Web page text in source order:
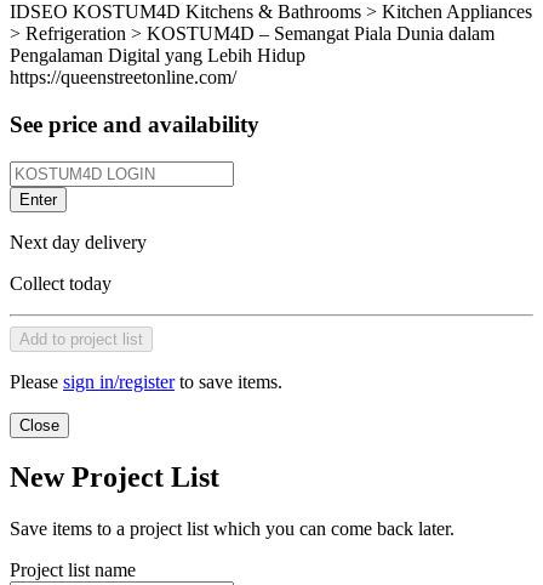
IDSEO KOSTUM4D Kitchens & Bathrooms > Kitchen Appliances
> Refrigeration > KOSTUM4D – Semangat Piala Dunia dalam
Pengalaman Digital yang Lebih Hidup
https://queenstreetonline.com/
See price and availability
Enter
Next day delivery
Collect today
Add to project list
Please sign in/registerto save items.
Close
New Project List
Save items to a project list which you can come back later.
Project list name